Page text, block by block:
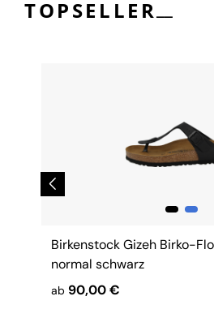
TOPSELLER
Birkenstock Gizeh Birko-
normal schwarz
ab 90,00 €